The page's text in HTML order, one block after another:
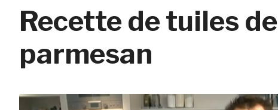
Recette de tuiles de
parmesan